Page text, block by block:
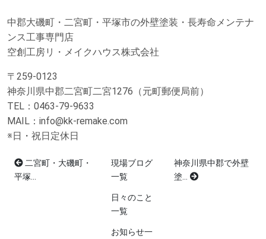
中郡大磯町・二宮町・平塚市の外壁塗装・長寿命メンテナ
ンス工事専門店
空創工房リ・メイクハウス株式会社
〒259-0123
神奈川県中郡二宮町二宮1276（元町郵便局前）
TEL：0463-79-9633
MAIL：info@kk-remake.com
※日・祝日定休日
二宮町・大磯町・
平塚...
現場ブログ
一覧
日々のこと
一覧
お知らせ一
神奈川県中郡で外壁
塗...